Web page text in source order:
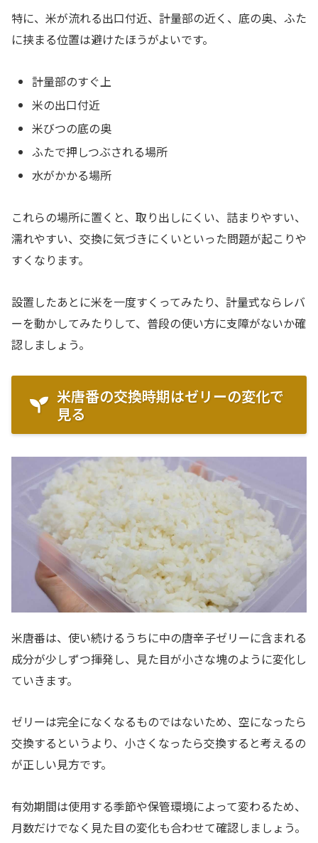
特に、米が流れる出口付近、計量部の近く、底の奥、ふた
に挟まる位置は避けたほうがよいです。
計量部のすぐ上
米の出口付近
米びつの底の奥
ふたで押しつぶされる場所
水がかかる場所
これらの場所に置くと、取り出しにくい、詰まりやすい、
濡れやすい、交換に気づきにくいといった問題が起こりや
すくなります。
設置したあとに米を一度すくってみたり、計量式ならレバ
ーを動かしてみたりして、普段の使い方に支障がないか確
認しましょう。
米唐番の交換時期はゼリーの変化で
見る
米唐番は、使い続けるうちに中の唐辛子ゼリーに含まれる
成分が少しずつ揮発し、見た目が小さな塊のように変化し
ていきます。
ゼリーは完全になくなるものではないため、空になったら
交換するというより、小さくなったら交換すると考えるの
が正しい見方です。
有効期間は使用する季節や保管環境によって変わるため、
月数だけでなく見た目の変化も合わせて確認しましょう。